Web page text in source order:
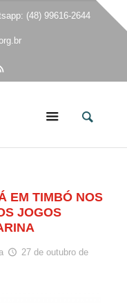
(48) 99616-2644
EM TIMBÓ NOS
JOGOS
27 de outubro de